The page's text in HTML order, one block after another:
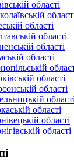
області
області
області
області
області
області
області
області
області
області
області